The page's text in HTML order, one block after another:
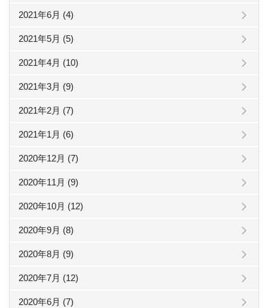
2021年6月 (4)
2021年5月 (5)
2021年4月 (10)
2021年3月 (9)
2021年2月 (7)
2021年1月 (6)
2020年12月 (7)
2020年11月 (9)
2020年10月 (12)
2020年9月 (8)
2020年8月 (9)
2020年7月 (12)
2020年6月 (7)